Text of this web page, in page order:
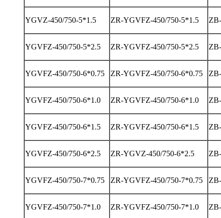
YGVZ-450/750-5*1.5 ZR-YGVFZ-450/750-5*1.5
YGVFZ-450/750-5*2.5 ZR-YGVFZ-450/750-5*2.5
YGVFZ-450/750-6*0.75 ZR-YGVFZ-450/750-6*0.75
YGVFZ-450/750-6*1.0 ZR-YGVFZ-450/750-6*1.0
YGVFZ-450/750-6*1.5 ZR-YGVFZ-450/750-6*1.5
YGVFZ-450/750-6*2.5 ZR-YGVZ-450/750-6*2.5
YGVFZ-450/750-7*0.75 ZR-YGVFZ-450/750-7*0.75
YGVFZ-450/750-7*1.0 ZR-YGVFZ-450/750-7*1.0